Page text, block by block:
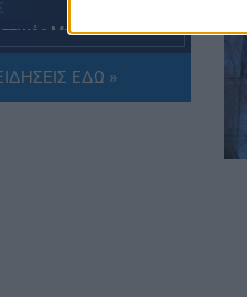
Μηχανισμός:
τα 20 δισ. ευρώ οι
οφειλών
- 17:03
ΕΔΩ »